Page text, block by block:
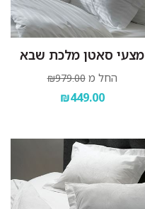
מצעי סאטן מלכת שבא
החל מ ₪979.00
₪449.00